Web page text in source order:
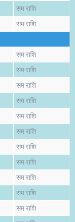
सम राशि
सम राशि
सम राशि
सम राशि
सम राशि
सम राशि
सम राशि
सम राशि
सम राशि
सम राशि
सम राशि
सम राशि
सम राशि